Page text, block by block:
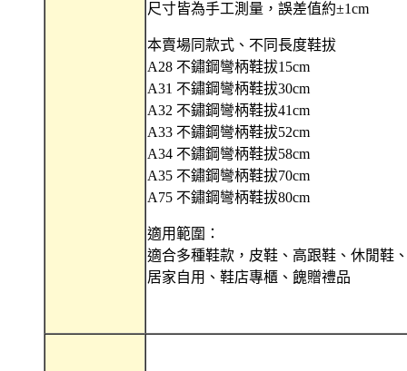
尺寸皆為手工測量，誤差值約±1cm
本賣場同款式、不同長度鞋拔
A28 不鏽鋼彎柄鞋拔15cm
A31 不鏽鋼彎柄鞋拔30cm
A32 不鏽鋼彎柄鞋拔41cm
A33 不鏽鋼彎柄鞋拔52cm
A34 不鏽鋼彎柄鞋拔58cm
A35 不鏽鋼彎柄鞋拔70cm
A75 不鏽鋼彎柄鞋拔80cm
適用範圍：
適合多種鞋款，皮鞋、高跟鞋、休閒鞋
居家自用、鞋店專櫃、餽贈禮品